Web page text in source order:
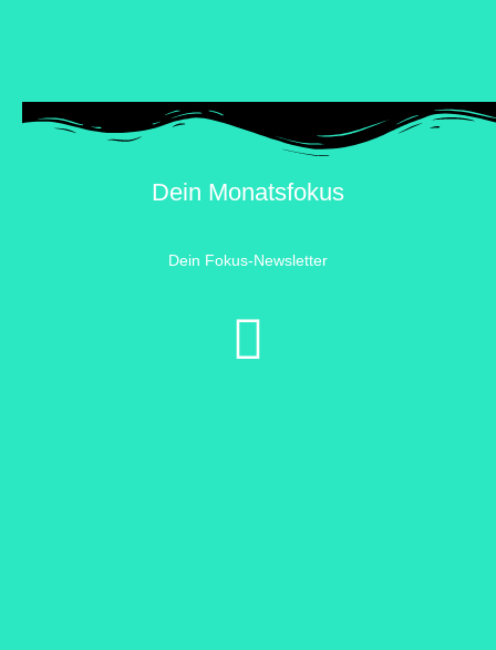
Dein Monatsfokus
Dein Fokus-Newsletter